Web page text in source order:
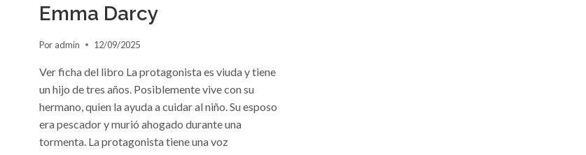
Emma Darcy
Por admin 12/09/2025
Ver ficha del libro La protagonista es viuda y tiene
un hijo de tres años. Posiblemente vive con su
hermano, quien la ayuda a cuidar al niño. Su esposo
era pescador y murió ahogado durante una
tormenta. La protagonista tiene una voz